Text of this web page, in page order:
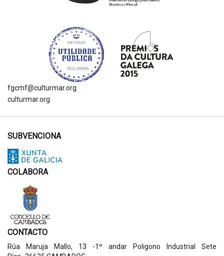
fgcmf@culturmar.org
culturmar.org
SUBVENCIONA
COLABORA
CONTACTO
Rúa Maruja Mallo, 13 -1º andar Poligono Industrial Sete